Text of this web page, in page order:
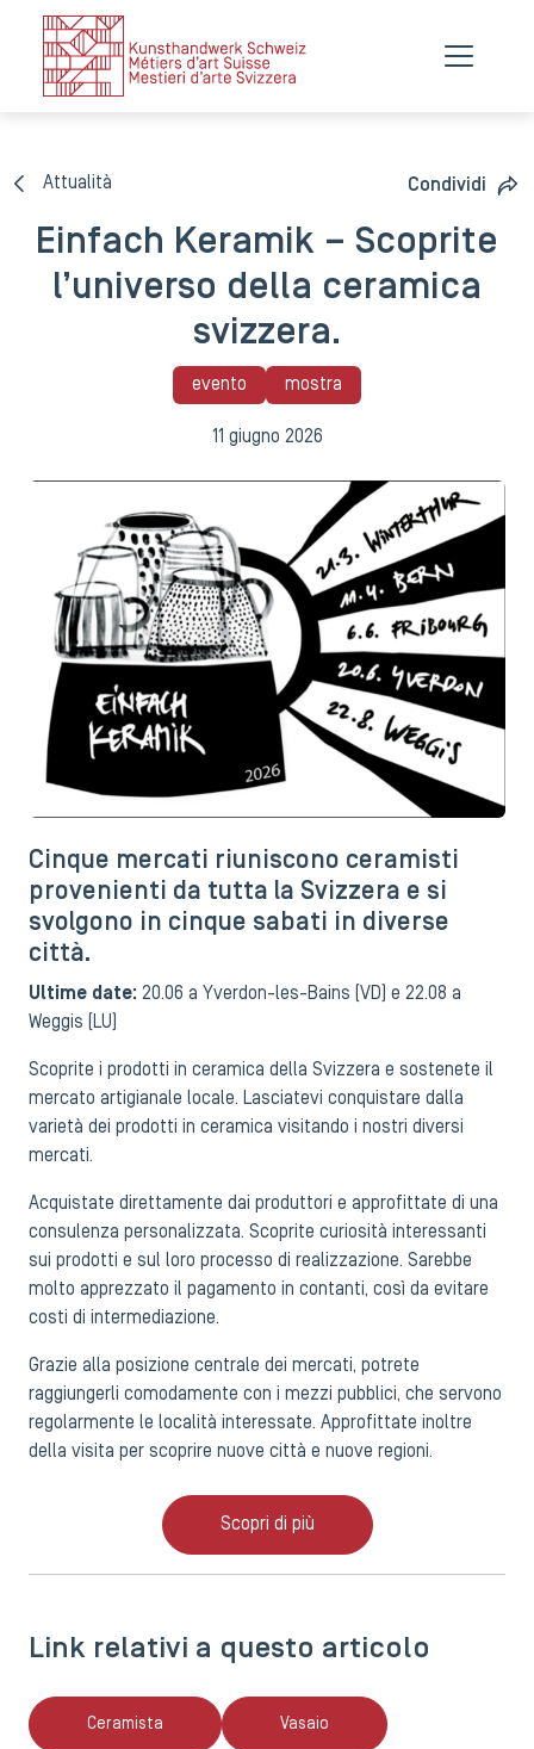
Attualità Condividi
Einfach Keramik – Scoprite
l’universo della ceramica
svizzera.
evento mostra
11 giugno 2026
Cinque mercati riuniscono ceramisti
provenienti da tutta la Svizzera e si
svolgono in cinque sabati in diverse
città.
Ultime date: 20.06 a Yverdon-les-Bains (VD) e 22.08 a
Weggis (LU)
Scoprite i prodotti in ceramica della Svizzera e sostenete il
mercato artigianale locale. Lasciatevi conquistare dalla
varietà dei prodotti in ceramica visitando i nostri diversi
mercati.
Acquistate direttamente dai produttori e approfittate di una
consulenza personalizzata. Scoprite curiosità interessanti
sui prodotti e sul loro processo di realizzazione. Sarebbe
molto apprezzato il pagamento in contanti, così da evitare
costi di intermediazione.
Grazie alla posizione centrale dei mercati, potrete
raggiungerli comodamente con i mezzi pubblici, che servono
regolarmente le località interessate. Approfittate inoltre
della visita per scoprire nuove città e nuove regioni.
Scopri di più
Link relativi a questo articolo
Ceramista Vasaio